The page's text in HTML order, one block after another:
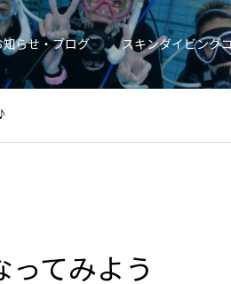
らせ・ブログ スキンダイビング
てみよう